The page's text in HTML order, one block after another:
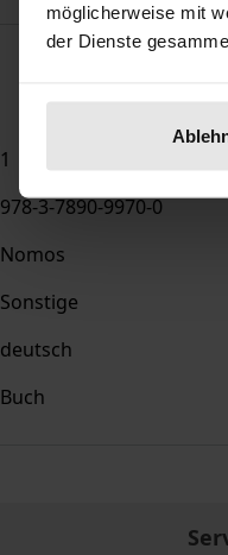
möglicherweise mit
der Dienste
Bibliografische
1
978-3-7890-9970-0
Nomos
Sonstige
deutsch
Buch